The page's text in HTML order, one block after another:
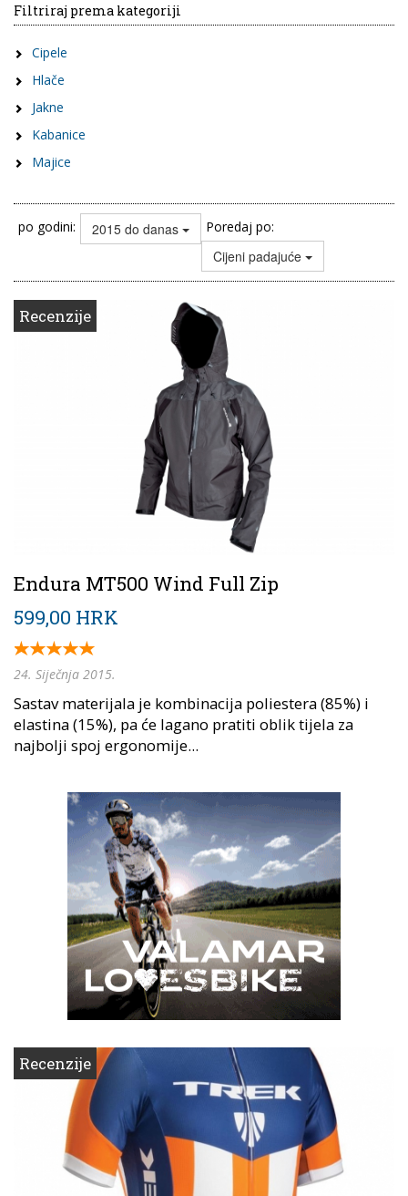
Filtriraj prema kategoriji
Cipele
Hlače
Jakne
Kabanice
Majice
po godini: 2015 do danas Poredaj po:
Cijeni padajuće
Recenzije
Endura MT500 Wind Full Zip
599,00 HRK
24. Siječnja 2015.
Sastav materijala je kombinacija poliestera (85%) i
elastina (15%), pa će lagano pratiti oblik tijela za
najbolji spoj ergonomije...
Recenzije